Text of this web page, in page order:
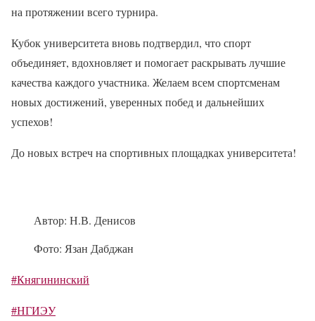
на протяжении всего турнира.
Кубок университета вновь подтвердил, что спорт
объединяет, вдохновляет и помогает раскрывать лучшие
качества каждого участника. Желаем всем спортсменам
новых достижений, уверенных побед и дальнейших
успехов!
До новых встреч на спортивных площадках университета!
Автор: Н.В. Денисов
Фото: Язан Дабджан
#Княгининский
#НГИЭУ